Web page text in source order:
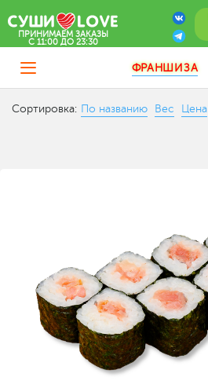
ПРИНИМАЕМ ЗАКАЗЫ
C 11:00 ДО 23:30
ФРАНШИЗА
Сортировка: По названию Вес Цена